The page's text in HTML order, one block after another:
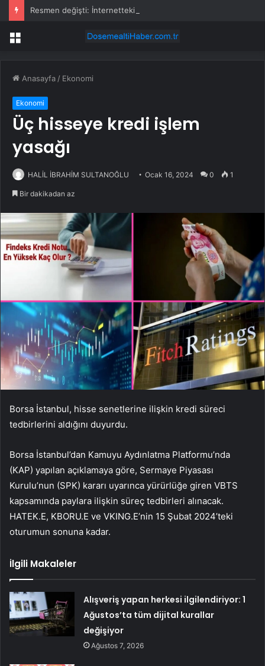
Menü
Anasayfa / Ekonomi
Ekonomi
Üç hisseye kredi işlem
yasağı
HALİL İBRAHİM SULTANOĞLU Ocak 16, 2024 0 1
Bir dakikadan az
Borsa İstanbul, hisse senetlerine ilişkin kredi süreci
tedbirlerini aldığını duyurdu.
Borsa İstanbul’dan Kamuyu Aydınlatma Platformu’nda
(KAP) yapılan açıklamaya göre, Sermaye Piyasası
Kurulu’nun (SPK) kararı uyarınca yürürlüğe giren VBTS
kapsamında paylara ilişkin süreç tedbirleri alınacak.
HATEK.E, KBORU.E ve VKING.E’nin 15 Şubat 2024’teki
oturumun sonuna kadar.
İlgili Makaleler
Alışveriş yapan herkesi ilgilendiriyor: 1
Ağustos’ta tüm dijital kurallar
değişiyor
Ağustos 7, 2026